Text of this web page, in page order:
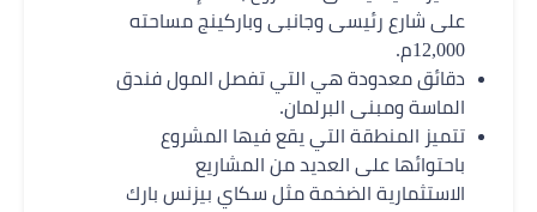
على شارع رئيسى وجانبى وباركينج مساحته
12,000م.
دقائق معدودة هي التي تفصل المول فندق
الماسة ومبنى البرلمان.
تتميز المنطقة التي يقع فيها المشروع
باحتوائها على العديد من المشاريع
الاستثمارية الضخمة مثل سكاي بيزنس بارك